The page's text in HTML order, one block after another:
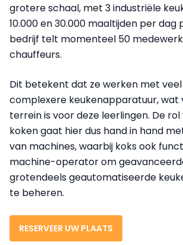
grotere schaal, met 3 industriële
10.000 en 30.000 maaltijden per dag
bedrijf telt momenteel 50
chauffeurs.
Dit betekent dat ze werken met
complexere keukenapparatuur, wat
terrein is voor deze leerlingen. De
koken gaat hier dus hand in hand
van machines, waarbij koks ook
machine-operator om
grotendeels geautomatiseerde
te beheren.
RESERVEER UW PLAATS